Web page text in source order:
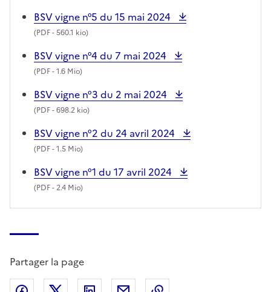
BSV vigne n°5 du 15 mai 2024
(PDF- 560.1 kio)
BSV vigne n°4 du 7 mai 2024
(PDF- 1.6 Mio)
BSV vigne n°3 du 2 mai 2024
(PDF- 698.2 kio)
BSV vigne n°2 du 24 avril 2024
(PDF- 1.5 Mio)
BSV vigne n°1 du 17 avril 2024
(PDF- 2.4 Mio)
Partager la page